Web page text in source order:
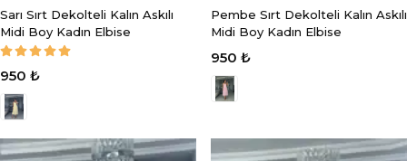
Sarı Sırt Dekolteli Kalın Askılı
Midi Boy Kadın Elbise
950 ₺
Pembe Sırt Dekolteli Kalın Askılı
Midi Boy Kadın Elbise
950 ₺